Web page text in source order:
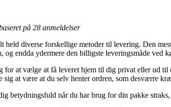
på 28 anmeldelser
held diverse forskellige metoder til levering. Den
endda ydermere den billigste leveringsmåde ved
for at vælge at få leveret hjem til dig privat eller ud
sig at være at du selv henter ordren, som desværre
betydningsfuld når du har brug for din pakke